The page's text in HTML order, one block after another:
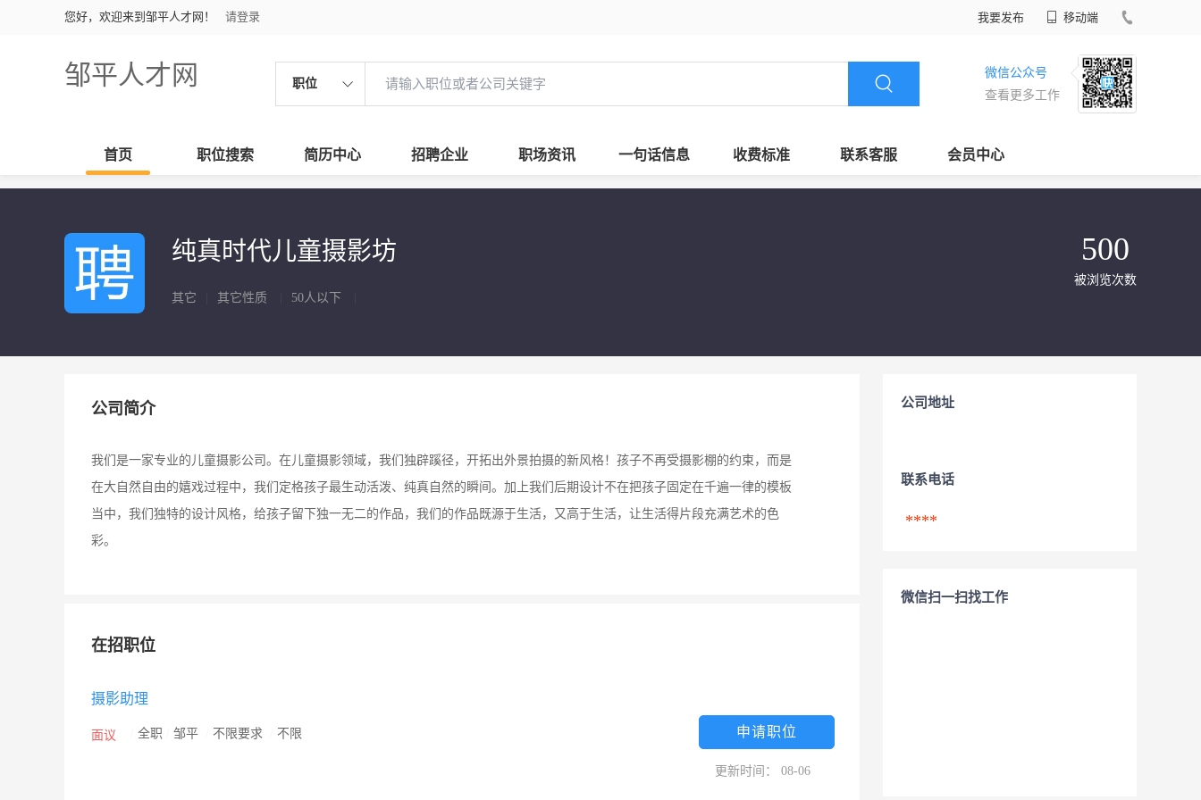
您好，欢迎来到邹平人才网！ 请登录 我要发布 移动端
邹平人才网 职位
微信公众号
查看更多工作
首页 职位搜索 简历中心 招聘企业 职场资讯 一句话信息 收费标准 联系客服 会员中心
纯真时代儿童摄影坊
其它 其它性质 50人以下
500
被浏览次数
公司简介
我们是一家专业的儿童摄影公司。在儿童摄影领域，我们独辟蹊径，开拓出外景拍摄的新风格！孩子不再受摄影棚的约束，而是
在大自然自由的嬉戏过程中，我们定格孩子最生动活泼、纯真自然的瞬间。加上我们后期设计不在把孩子固定在千遍一律的模板
当中，我们独特的设计风格，给孩子留下独一无二的作品，我们的作品既源于生活，又高于生活，让生活得片段充满艺术的色
彩。
在招职位
摄影助理
面议 全职 邹平 不限要求 不限 申请职位
更新时间： 08-06
公司地址
联系电话
****
微信扫一扫找工作